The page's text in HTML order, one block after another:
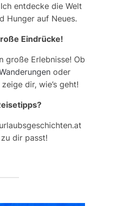
entdecke die Welt
Hunger auf Neues.
Eindrücke!
große Erlebnisse! Ob
oder
dir, wie’s geht!
dir passt!